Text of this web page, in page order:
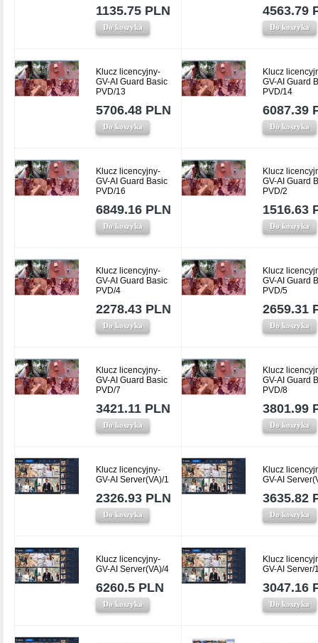
1135.75 PLN
Do koszyka
4563.79
Do koszyka
Klucz licencyjny-
GV-AI Guard Basic
PVD/13
5706.48 PLN
Do koszyka
Klucz
GV-AI Guard
PVD/14
6087.39
Do koszyka
Klucz licencyjny-
GV-AI Guard Basic
PVD/16
6849.16 PLN
Do koszyka
Klucz
GV-AI Guard
PVD/2
1516.63
Do koszyka
Klucz licencyjny-
GV-AI Guard Basic
PVD/4
2278.43 PLN
Do koszyka
Klucz
GV-AI Guard
PVD/5
2659.31
Do koszyka
Klucz licencyjny-
GV-AI Guard Basic
PVD/7
3421.11 PLN
Do koszyka
Klucz
GV-AI Guard
PVD/8
3801.99
Do koszyka
Klucz licencyjny-
GV-AI Server(VA)/1
2326.93 PLN
Do koszyka
Klucz
GV-AI
3635.82
Do koszyka
Klucz licencyjny-
GV-AI Server(VA)/4
6260.5 PLN
Do koszyka
Klucz
GV-AI Server/
3047.16
Do koszyka